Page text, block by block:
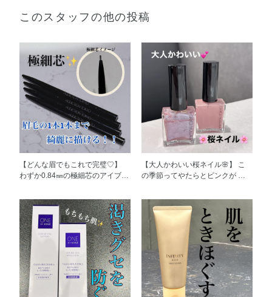
このスタッフの他の投稿
【どんな眉でもこれで完璧♡】
わずか0.84㎜の極細芯のアイブロ
ル配合で なめらかにするすると
描けるところがお気に入り♡ ウ
ォータープルーフ、 スマッジプ
ルーフのオールデイラスティング
処方なので安心♡ アイブロウで
迷っている方へこそ おすすめの
アイブロウです♡ ぜひお試しく
ださい\(◡̈)/
【大人かわいい桜ネイル🌸】 こ
の季節ってやたらとピンクが 気
ね🤔 もちろん爪先までピンクを
取り入れたいけど 普通のピンク
じゃ飽きちゃうので 少しだけア
レンジして2色使いにしてみまし
ッシュ の上に 036SP Dreamland
ドリームランドを重ねて 可愛く
なりすぎず少し大人っぽい仕上が
りに🌸